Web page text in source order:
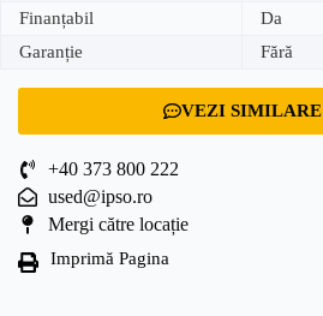
Finanțabil
Da
Garanție
Fără
VEZI SIMILARE
+40 373 800 222
used@ipso.ro
Mergi către locație
Imprimă Pagina